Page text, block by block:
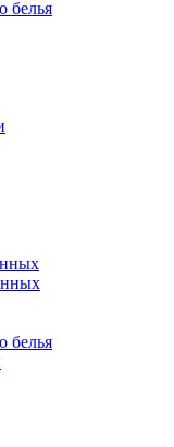
белья
белья